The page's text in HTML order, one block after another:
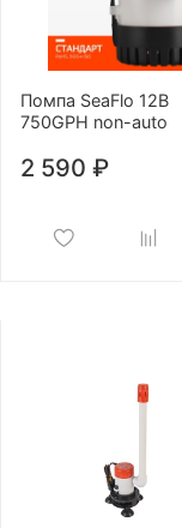
Помпа SeaFlo 12B
750GPH non-auto
2 590 ₽